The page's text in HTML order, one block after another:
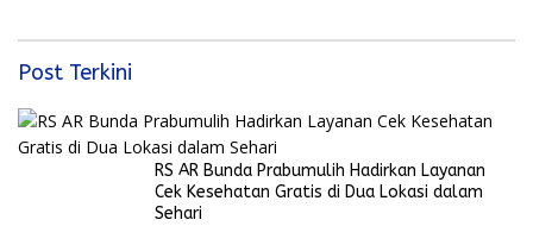
Post Terkini
RS AR Bunda Prabumulih Hadirkan Layanan
Cek Kesehatan Gratis di Dua Lokasi dalam
Sehari